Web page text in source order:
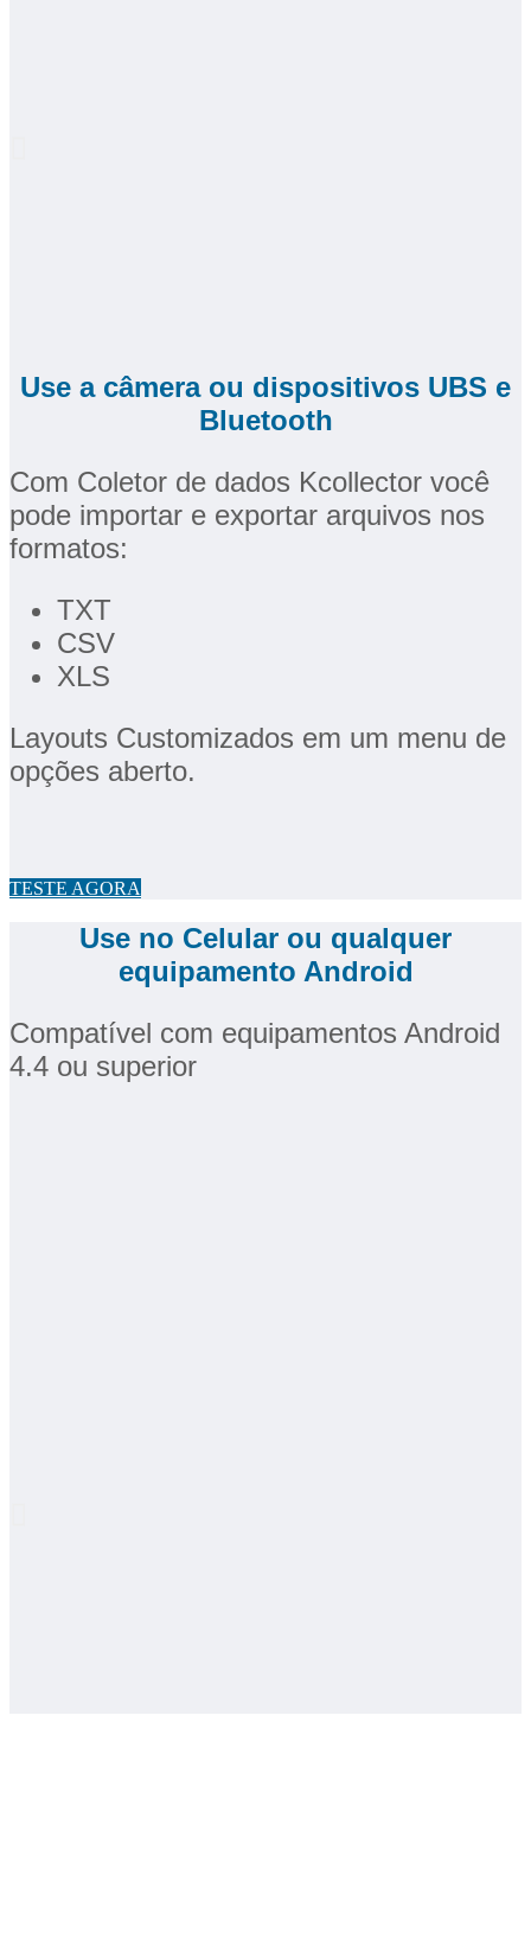
Use a câmera ou dispositivos UBS e
Bluetooth
Com Coletor de dados Kcollector você
pode importar e exportar arquivos nos
formatos:
TXT
CSV
XLS
Layouts Customizados em um menu de
opções aberto.
TESTE AGORA
Use no Celular ou qualquer
equipamento Android
Compatível com equipamentos Android
4.4 ou superior